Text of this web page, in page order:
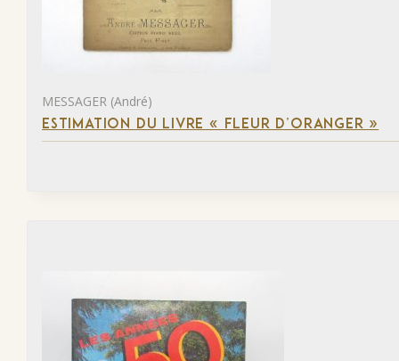
MESSAGER (André)
ESTIMATION DU LIVRE « FLEUR D’ORANGER »